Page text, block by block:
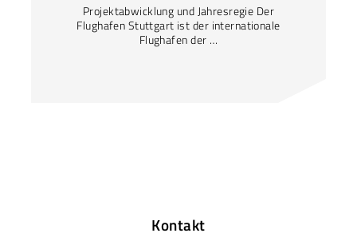
Projektabwicklung und Jahresregie Der
Flughafen Stuttgart ist der internationale
Flughafen der …
Kontakt